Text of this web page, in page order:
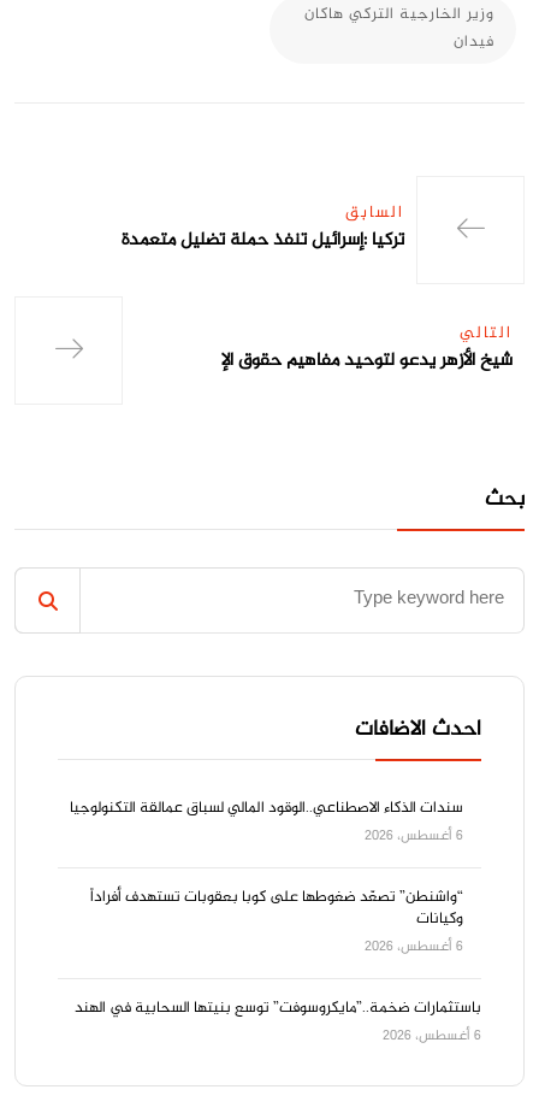
وزير الخارجية التركي هاكان
فيدان
السابق
تركيا :إسرائيل تنفذ حملة تضليل متعمدة
التالي
شيخ الأزهر يدعو لتوحيد مفاهيم حقوق الإ
بحث
احدث الاضافات
سندات الذكاء الاصطناعي..الوقود المالي لسباق عمالقة التكنولوجيا
6 أغسطس، 2026
“واشنطن” تصعّد ضغوطها على كوبا بعقوبات تستهدف أفراداً
وكيانات
6 أغسطس، 2026
باستثمارات ضخمة..”مايكروسوفت” توسع بنيتها السحابية في الهند
6 أغسطس، 2026